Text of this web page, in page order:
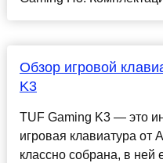
Обзор игровой
K3
TUF Gaming K3 — это
игровая клавиатура от
классно собрана, в ней